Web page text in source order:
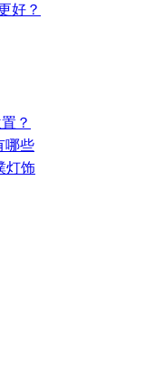
好？
？
哪些
灯饰